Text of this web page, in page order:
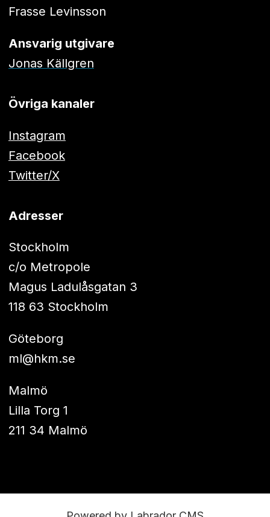
Frasse Levinsson
Ansvarig utgivare
Jonas Källgren
Övriga kanaler
Instagram
Facebook
Twitter/X
Adresser
Stockholm
c/o Metropole
Magus Ladulåsgatan 3
118 63 Stockholm
Göteborg
ml@hkm.se
Malmö
Lilla Torg 1
211 34 Malmö